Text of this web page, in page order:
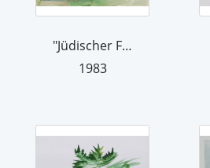
"Jüdischer Friedhof bei Bad Wimpfen",...
1983